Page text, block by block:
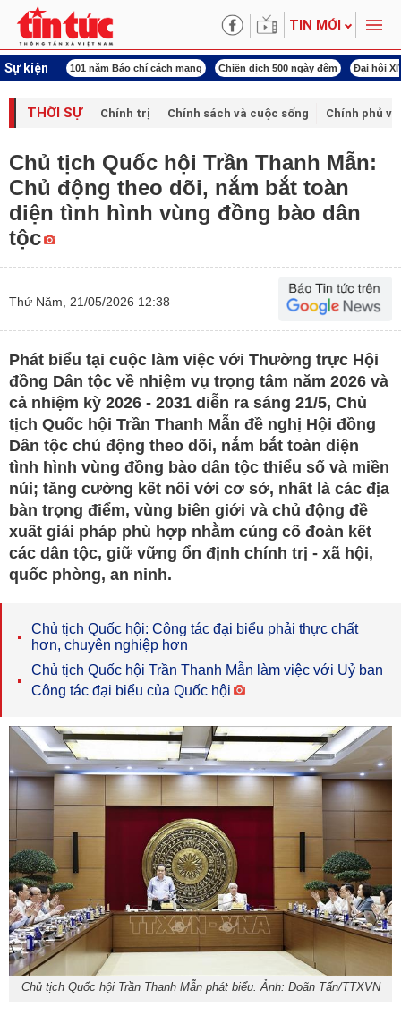
TIN MỚI
Sự kiện
Bác 101 năm Báo chí cách mạng Chiến dịch 500 ngày đêm Đại hội XIV
THỜI SỰ Chính trị Chính sách và cuộc sống Chính phủ
Chủ tịch Quốc hội Trần Thanh Mẫn:
Chủ động theo dõi, nắm bắt toàn
diện tình hình vùng đồng bào dân
tộc
Thứ Năm, 21/05/2026 12:38
Phát biểu tại cuộc làm việc với Thường trực Hội
đồng Dân tộc về nhiệm vụ trọng tâm năm 2026 và
cả nhiệm kỳ 2026 - 2031 diễn ra sáng 21/5, Chủ
tịch Quốc hội Trần Thanh Mẫn đề nghị Hội đồng
Dân tộc chủ động theo dõi, nắm bắt toàn diện
tình hình vùng đồng bào dân tộc thiểu số và miền
núi; tăng cường kết nối với cơ sở, nhất là các địa
bàn trọng điểm, vùng biên giới và chủ động đề
xuất giải pháp phù hợp nhằm củng cố đoàn kết
các dân tộc, giữ vững ổn định chính trị - xã hội,
quốc phòng, an ninh.
Chủ tịch Quốc hội: Công tác đại biểu phải thực chất
hơn, chuyên nghiệp hơn
Chủ tịch Quốc hội Trần Thanh Mẫn làm việc với Uỷ ban
Công tác đại biểu của Quốc hội
Chủ tịch Quốc hội Trần Thanh Mẫn phát biểu. Ảnh: Doãn Tấn/TTXVN